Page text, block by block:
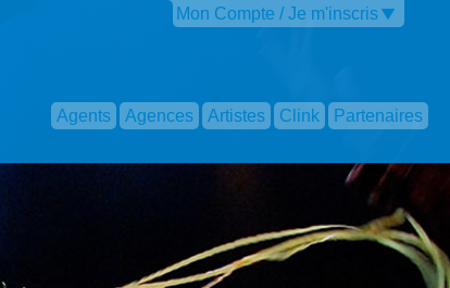
Mon Compte / Je m'inscris
Agents Agences Artistes Clink Partenaires